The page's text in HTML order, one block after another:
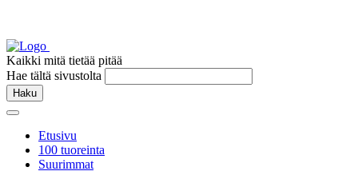
Kaikki mitä tietää pitää
Hae tältä sivustolta
Haku
Etusivu
100 tuoreinta
Suurimmat